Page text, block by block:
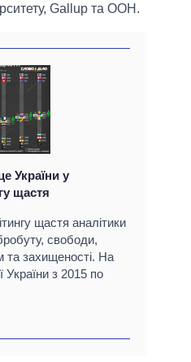
Gallup та ООН.
України у
щастя
щастя аналітики
свободи,
та захищеності. На
України з 2015 по